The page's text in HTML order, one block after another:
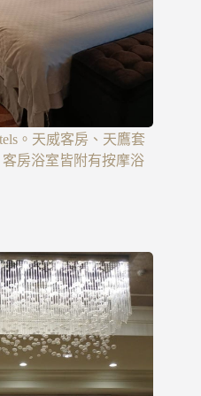
。天威客房、天鷹套
房浴室皆附有按摩浴